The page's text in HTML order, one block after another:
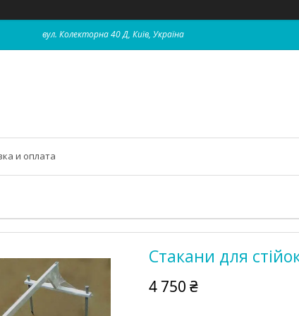
вул. Колекторна 40 Д, Київ, Україна
и оплата
Стакани для
4 750 ₴